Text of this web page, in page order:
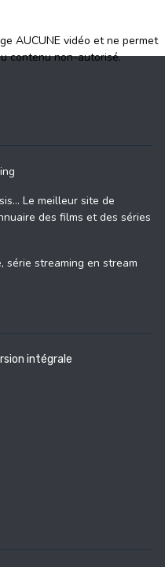
AUCUNE vidéo et ne permet
contenu non-autorisé.
Le meilleur site de
des films et des séries
série streaming en stream
intégrale